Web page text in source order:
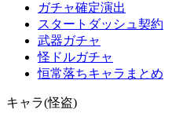
ガチャ確定演出
スタートダッシュ契約
武器ガチャ
怪ドルガチャ
恒常落ちキャラまとめ
キャラ(怪盗)